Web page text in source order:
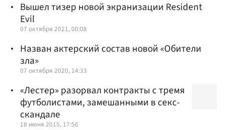
Вышел тизер новой экранизации Resident
Evil
07 октября 2021, 00:08
Назван актерский состав новой «Обители
зла»
07 октября 2020, 14:33
«Лестер» разорвал контракты с тремя
футболистами, замешанными в секс-
скандале
18 июня 2015, 17:56